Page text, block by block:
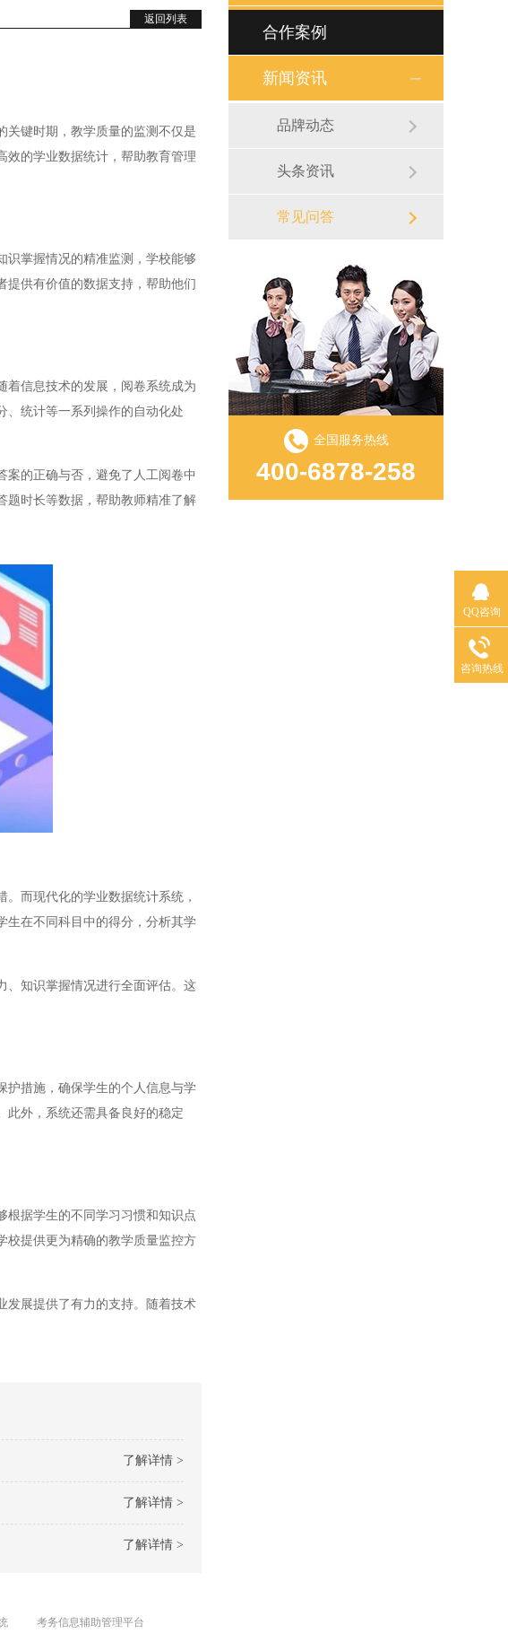
返回列表
键时期，教学质量的监测不仅是
效的学业数据统计，帮助教育管理
掌握情况的精准监测，学校能够
提供有价值的数据支持，帮助他们
信息技术的发展，阅卷系统成为
、统计等一系列操作的自动化处
的正确与否，避免了人工阅卷中
题时长等数据，帮助教师精准了解
而现代化的学业数据统计系统，
生在不同科目中的得分，分析其学
知识掌握情况进行全面评估。这
措施，确保学生的个人信息与学
此外，系统还需具备良好的稳定
据学生的不同学习习惯和知识点
校提供更为精确的教学质量监控方
展提供了有力的支持。随着技术
了解详情 >
了解详情 >
了解详情 >
合作案例
新闻资讯
品牌动态
头条资讯
常见问答
全国服务热线
400-6878-258
考务信息辅助管理平台
QQ咨询
咨询热线